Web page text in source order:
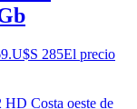
U$S 285El precio